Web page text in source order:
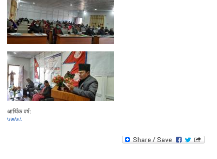
आर्थिक वर्ष:
७७/७८